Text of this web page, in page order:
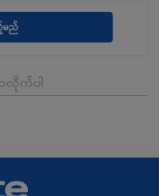
မည်
လိုက်ပါ